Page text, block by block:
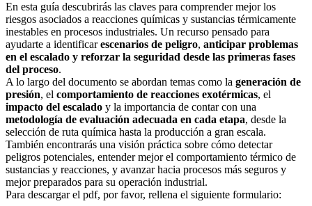
En esta guía descubrirás las claves para comprender mejor los
riesgos asociados a reacciones químicas y sustancias térmicamente
inestables en procesos industriales. Un recurso pensado para
ayudarte a identificarescenarios de peligro, anticipar problemas
en el escalado y reforzar la seguridad desde las primeras fases
del proceso.
A lo largo del documento se abordan temas como la generación de
presión, el comportamiento de reacciones exotérmicas, el
impacto del escalado y la importancia de contar con una
metodología de evaluación adecuada en cada etapa, desde la
selección de ruta química hasta la producción a gran escala.
También encontrarás una visión práctica sobre cómo detectar
peligros potenciales, entender mejor el comportamiento térmico de
sustancias y reacciones, y avanzar hacia procesos más seguros y
mejor preparados para su operación industrial.
Para descargar el pdf, por favor, rellena el siguiente formulario: